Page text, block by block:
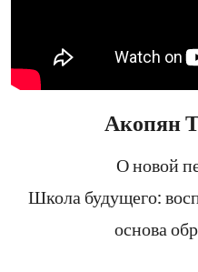
Акопян
О новой
Школа будущего:
основа